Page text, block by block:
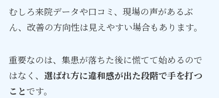
むしろ来院データや口コミ、現場の声があるぶ
ん、改善の方向性は見えやすい場合もあります。
重要なのは、集患が落ちた後に慌てて始めるので
はなく、 選ばれ方に違和感が出た段階で手を打つ
ことです。